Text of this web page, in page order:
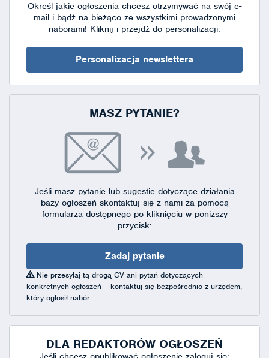
Określ jakie ogłoszenia chcesz otrzymywać na swój e-
mail i bądź na bieżąco ze wszystkimi prowadzonymi
naborami! Kliknij i przejdź do personalizacji.
Personalizacja newslettera
MASZ PYTANIE?
Jeśli masz pytanie lub sugestie dotyczące działania
bazy ogłoszeń skontaktuj się z nami za pomocą
formularza dostępnegopo kliknięciu w poniższy
przycisk:
Zadaj pytanie
Nie przesyłaj tą drogą CV ani pytań dotyczących
konkretnych ogłoszeń – kontaktuj się bezpośrednio z urzędem,
który ogłosił nabór.
DLA REDAKTORÓW OGŁOSZEŃ